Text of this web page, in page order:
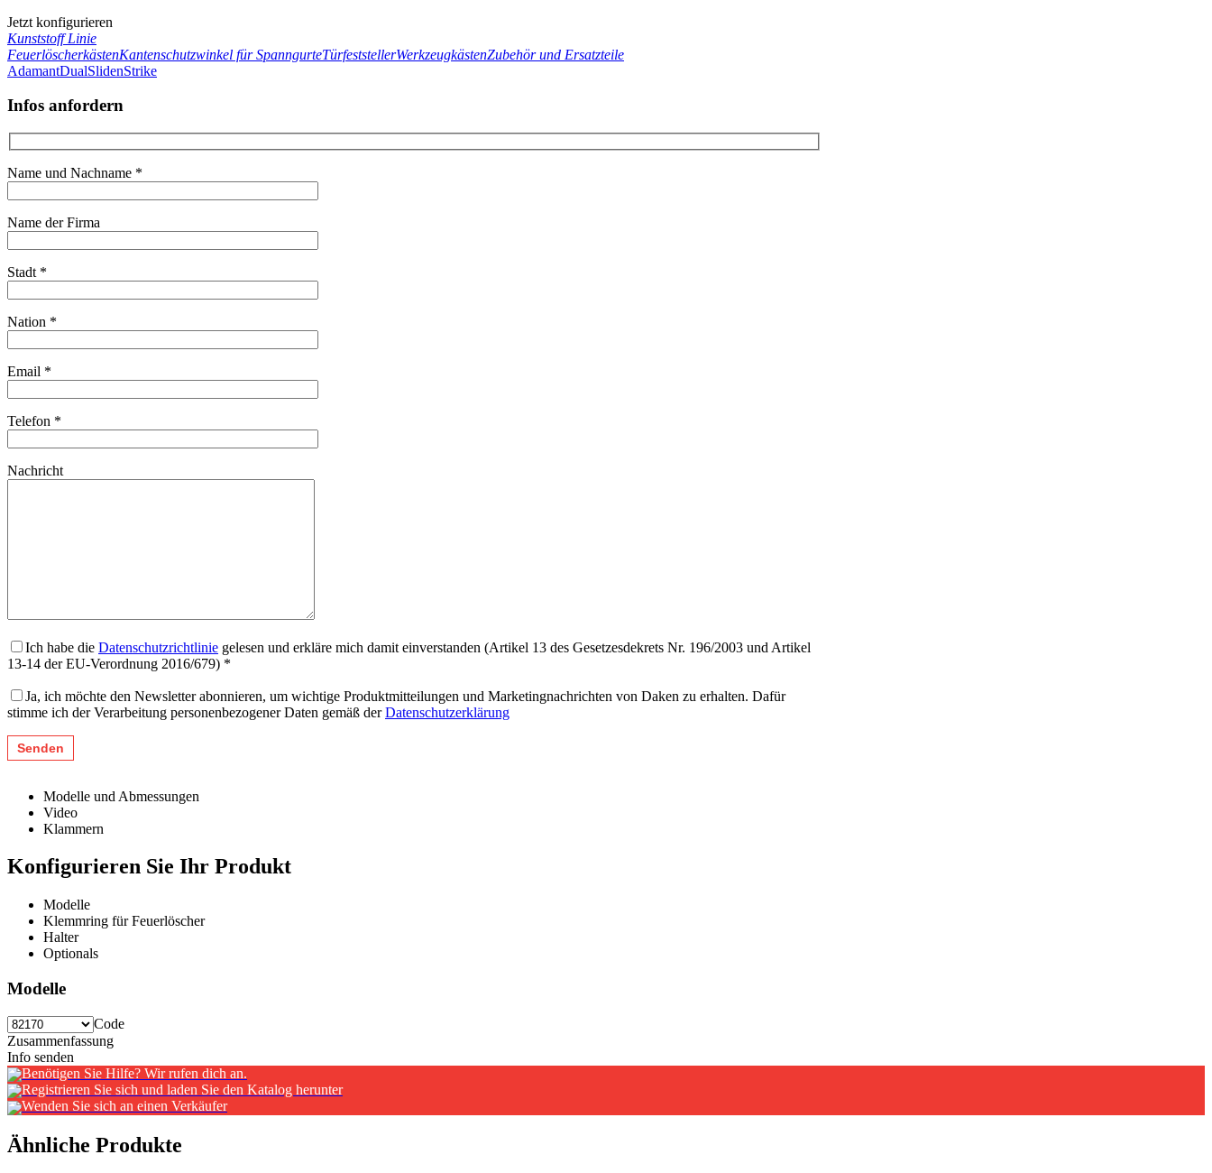
Jetzt konfigurieren
Kunststoff Linie
FeuerlöscherkästenKantenschutzwinkel für SpanngurteTürfeststellerWerkzeugkästenZubehör und Ersatzteile
AdamantDualSlidenStrike
Infos anfordern
Name und Nachname *
Name der Firma
Stadt *
Nation *
Email *
Telefon *
Nachricht
Ich habe die Datenschutzrichtlinie gelesen und erkläre mich damit einverstanden (Artikel 13 des Gesetzesdekrets Nr. 196/2003 und Artikel
13-14 der EU-Verordnung 2016/679) *
Ja, ich möchte den Newsletter abonnieren, um wichtige Produktmitteilungen und Marketingnachrichten von Daken zu erhalten. Dafür
stimme ich der Verarbeitung personenbezogener Daten gemäß derDatenschutzerklärung
Modelle und Abmessungen
Video
Klammern
Konfigurieren Sie Ihr Produkt
Modelle
Klemmring für Feuerlöscher
Halter
Optionals
Modelle
Code
Zusammenfassung
Info senden
Benötigen Sie Hilfe? Wir rufen dich an.
Registrieren Sie sich und laden Sie den Katalog herunter
Wenden Sie sich an einen Verkäufer
Ähnliche Produkte